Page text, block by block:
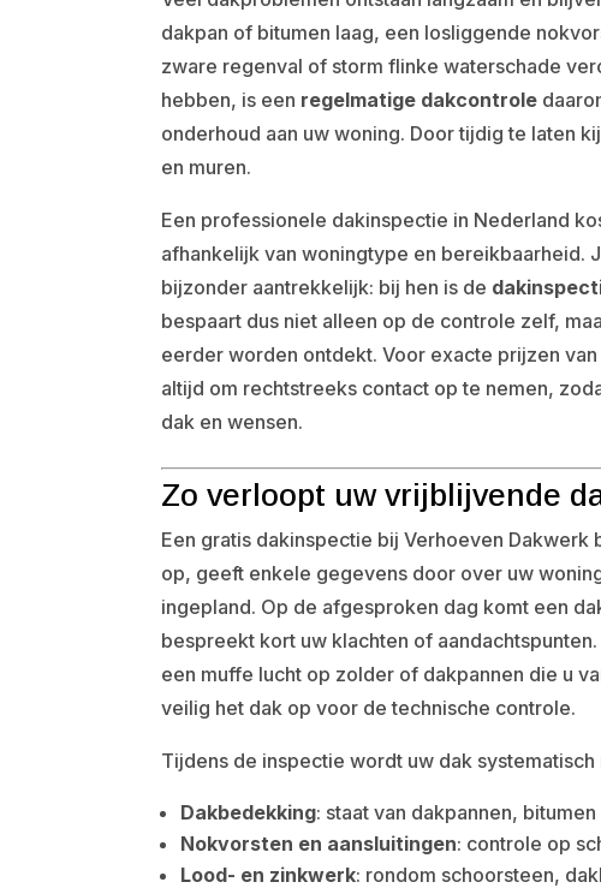
dakpan of bitumen laag, een losliggende
zware regenval of storm flinke waterschade
hebben, is een regelmatige dakcontrole
onderhoud aan uw woning. Door tijdig te laten
en muren.
Een professionele dakinspectie in Nederland
afhankelijk van woningtype en bereikbaarheid.
bijzonder aantrekkelijk: bij hen is de
bespaart dus niet alleen op de controle zelf,
eerder worden ontdekt. Voor exacte prijzen
altijd om rechtstreeks contact op te nemen,
dak en wensen.
Zo verloopt uw vrijblijvende
Een gratis dakinspectie bij Verhoeven
op, geeft enkele gegevens door over uw
ingepland. Op de afgesproken dag komt een
bespreekt kort uw klachten of
een muffe lucht op zolder of dakpannen die u
veilig het dak op voor de technische controle.
Tijdens de inspectie wordt uw dak systematisch
Dakbedekking: staat van dakpannen, bitumen
Nokvorsten en aansluitingen: controle op
Lood- en zinkwerk: rondom schoorsteen,